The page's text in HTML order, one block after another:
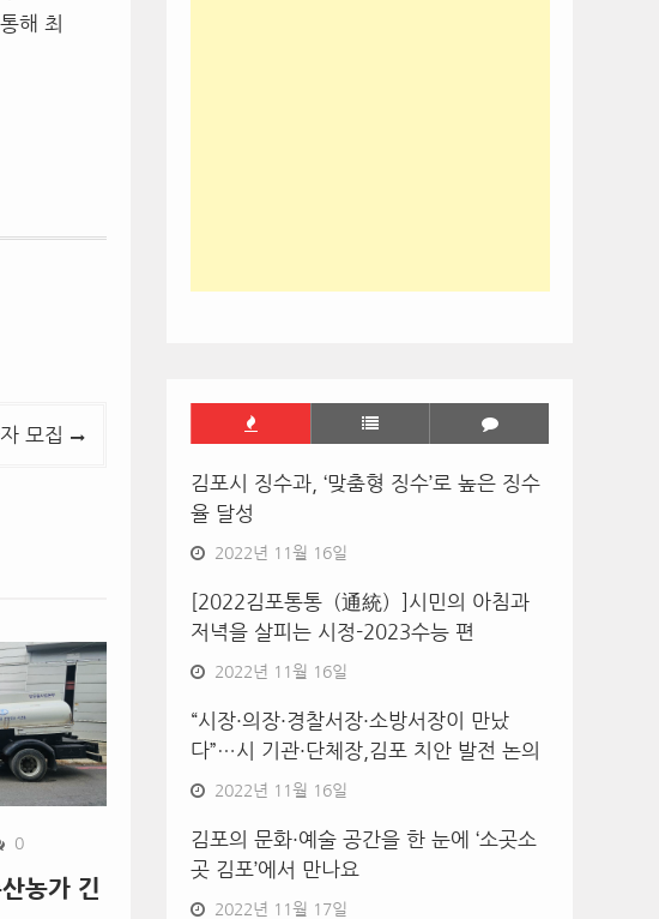
해 최
모집
0
농가 긴
김포시 징수과, ‘맞춤형 징수’로 높은 징수
율 달성
2022년 11월 16일
[2022김포통통（通統）]시민의 아침과
저녁을 살피는 시정-2023수능 편
2022년 11월 16일
“시장·의장·경찰서장·소방서장이 만났
다”…시 기관·단체장,김포 치안 발전 논의
2022년 11월 16일
김포의 문화·예술 공간을 한 눈에 ‘소곳소
곳 김포’에서 만나요
2022년 11월 17일